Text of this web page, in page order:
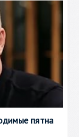
пятна